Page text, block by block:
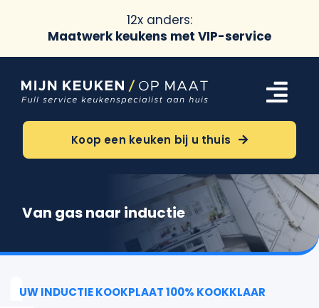
12x anders:
Maatwerk keukens met VIP-service
naar
inhoud
Koop een keuken bij u thuis
Van gas naar inductie
UW INDUCTIE KOOKPLAAT 100% KOOKKLAAR